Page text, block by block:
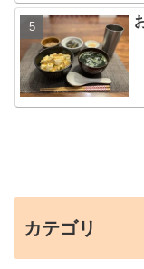
カテゴリ